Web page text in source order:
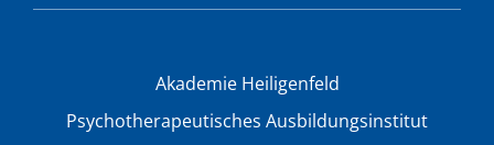
Akademie Heiligenfeld
Psychotherapeutisches Ausbildungsinstitut